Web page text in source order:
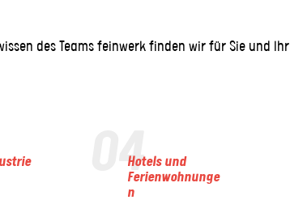
des Teams feinwerk finden wir für Sie und Ihr
04
Hotels und
Ferienwohnunge
n